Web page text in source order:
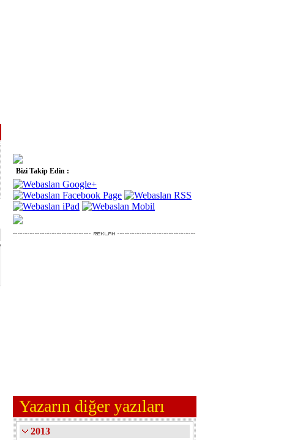
Bizi Takip Edin :
Yazarın diğer yazıları
2013